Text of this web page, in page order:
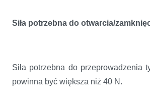
Siła potrzebna do otwarcia/
Siła potrzebna do przeprowadzenia
powinna być większa niż 40 N.